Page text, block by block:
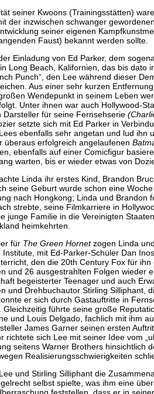
seiner Kwoons (Trainingsstätten)
der inzwischen schwanger
seiner eigenen
Faust) bekannt werden sollte.
Einladung von Ed Parker, dem
Long Beach, Kalifornien, das bis dato
Punch“, den Lee während dieser
Aus einer sehr kurzen
Wendepunkt in seinem Leben
Unter ihnen war auch Hollywood-
Darsteller für seine Fernsehserie
setzte sich mit Ed Parker in
ebenfalls sehr angetan und lud
überaus erfolgreich angelaufenen
ebenfalls auf einer Comicfigur
warten, bis er wieder etwas von
Linda ihr erstes Kind, Brandon
seine Geburt wurde schon eine
nach Hongkong; Linda und
strebte, seine Filmkarriere in
junge Familie in die Vereinigten
heimkehrten.
für The Green Hornetzogen Linda
mit Ed-Parker-Schüler Dan
den die 20th Century Fox für
und 26 ausgestrahlten Folgen wieder
begeisterter Teenager und auch
und Drehbuchautor Stirling Silliphant,
er sich durch Gastauftritte in
führte seine große
und Louis Delgado, fachlich mit ihm
James Garner seinen ersten
richtete sich Lee mit seiner Idee vom
seitens Warner Brothers hinsichtlich
Realisierungsschwierigkeiten
und Stirling Silliphant die
selbst spielte, was ihm eine